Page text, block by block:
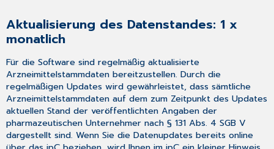
Aktualisierung des Datenstandes: 1 x
monatlich
Für die Software sind regelmäßig aktualisierte
Arzneimittelstammdaten bereitzustellen. Durch die
regelmäßigen Updates wird gewährleistet, dass sämtliche
Arzneimittelstammdaten auf dem zum Zeitpunkt des Updates
aktuellen Stand der veröffentlichten Angaben der
pharmazeutischen Unternehmer nach § 131 Abs. 4 SGB V
dargestellt sind. Wenn Sie die Datenupdates bereits online